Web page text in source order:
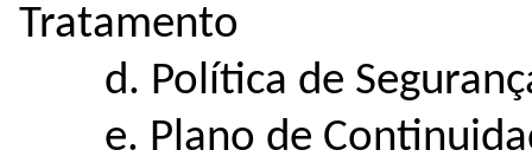
Tratamento
d. Política de
e. Plano de